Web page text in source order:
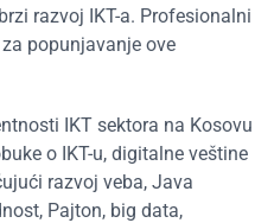
razvoj IKT-a. Profesionalni
popunjavanje ove
IKT sektora na Kosovu
o IKT-u, digitalne veštine
razvoj veba, Java
Pajton, big data,